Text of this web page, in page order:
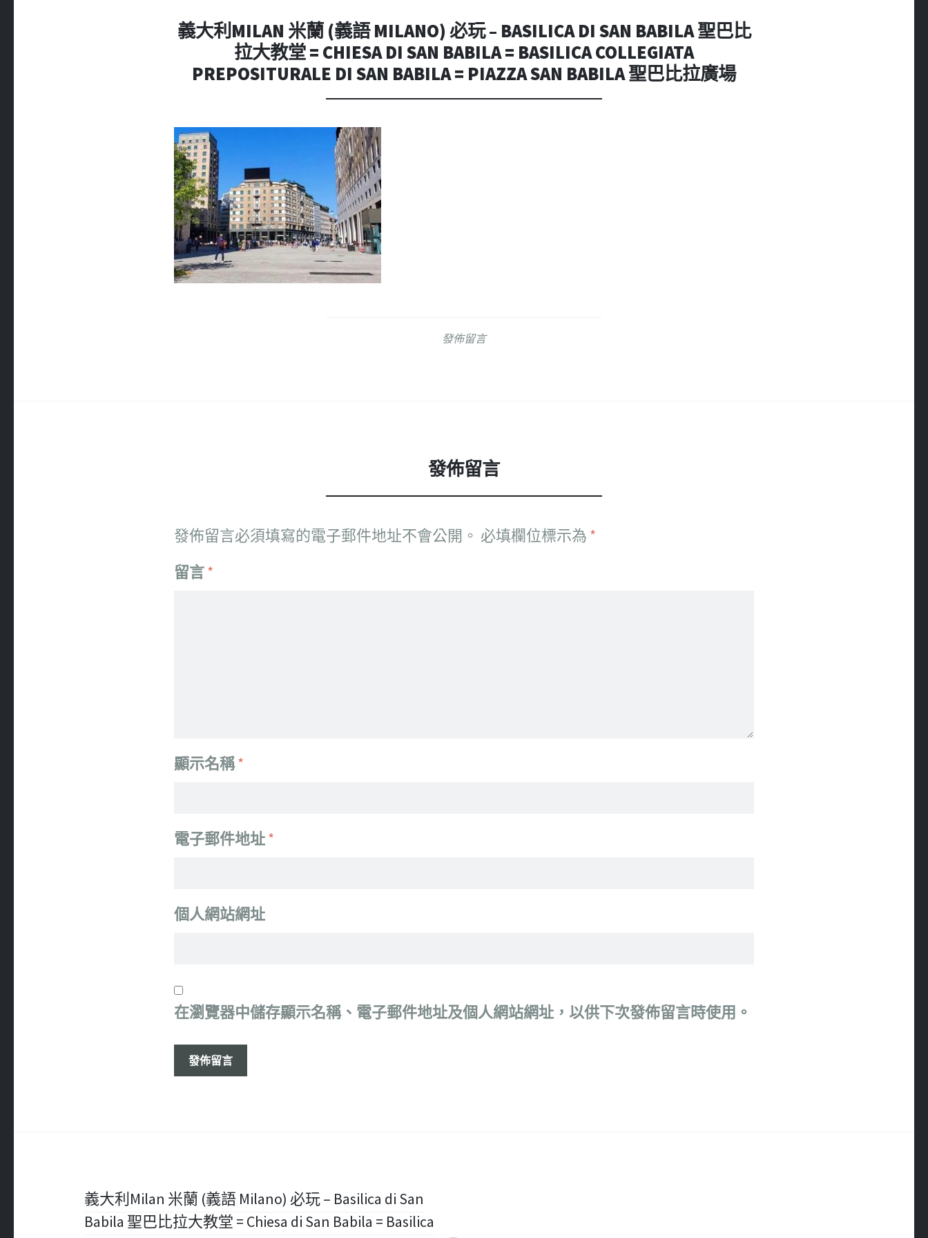
容
義大利MILAN 米蘭 (義語 MILANO) 必玩 – BASILICA DI SAN BABILA 聖巴比
拉大教堂 = CHIESA DI SAN BABILA = BASILICA COLLEGIATA
PREPOSITURALE DI SAN BABILA = PIAZZA SAN BABILA 聖巴比拉廣場
發佈留言
發佈留言
發佈留言必須填寫的電子郵件地址不會公開。 必填欄位標示為 *
留言*
顯示名稱*
電子郵件地址*
個人網站網址
在瀏覽器中儲存顯示名稱、電子郵件地址及個人網站網址，以供下次發佈留言時使用。
義大利Milan 米蘭 (義語 Milano) 必玩 – Basilica di San
Babila 聖巴比拉大教堂 = Chiesa di San Babila = Basilica